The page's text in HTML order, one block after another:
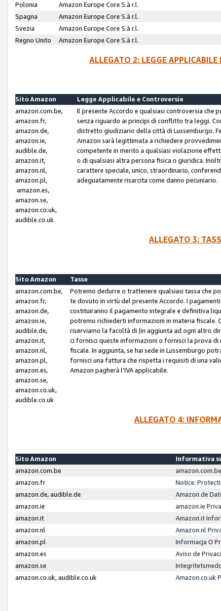
Polonia
Amazon Europe Core S.à r.l.
Spagna
Amazon Europe Core S.à r.l.
Svezia
Amazon Europe Core S.à r.l.
Regno Unito
Amazon Europe Core S.à r.l.
ALLEGATO 2: LEGGE
Sito Amazon
Legge Applicabile e Controversie
amazon.com.be,
amazon.fr,
amazon.de,
amazon.ie,
audible.de,
amazon.it,
amazon.nl,
amazon.pl,
amazon.es,
amazon.se,
amazon.co.uk,
audible.co.uk
Il presente Accordo e qualsiasi controversia che
senza riguardo ai principi di conflitto tra leggi.
distretto giudiziario della città di Lussemburgo.
Amazon sarà legittimata a richiedere
competente in merito a qualsiasi violazione
o di qualsiasi altra persona fisica o giuridica.
carattere speciale, unico, straordinario,
adeguatamente risarcita come danno pecuniario.
ALLEGATO 3:
Sito Amazon
Tasse
amazon.com.be,
amazon.fr,
amazon.de,
amazon.ie,
audible.de,
amazon.it,
amazon.nl,
amazon.pl,
amazon.es,
amazon.se,
amazon.co.uk,
audible.co.uk
Potremo dedurre o trattenere qualsiasi tassa che
te dovuto in virtù del presente Accordo. I
costituiranno il pagamento integrale e definitiva
potremo richiederti informazioni in materia fiscale.
riserviamo la facoltà di (in aggiunta ad ogni altro
ci fornisci queste informazioni o fornisci la prova
fiscale. In aggiunta, se hai sede in Lussemburgo
fornisci una fattura che rispetta i requisiti di una
Amazon pagherà l'IVA applicabile.
ALLEGATO 4:
Sito Amazon
Informativa
amazon.com.be
amazon.fr
Notice:
amazon.de, audible.de
Amazon.de
amazon.ie
amazon.ie
amazon.it
Amazon.it
amazon.nl
Amazon.nl
amazon.pl
Informacja O
amazon.es
Aviso de
amazon.se
amazon.co.uk, audible.co.uk
Amazon.co.uk